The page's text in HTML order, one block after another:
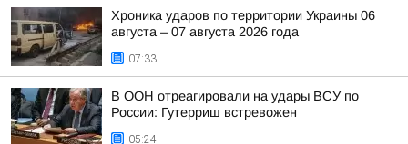
Хроника ударов по территории Украины 06
августа – 07 августа 2026 года
07:33
В ООН отреагировали на удары ВСУ по
России: Гутерриш встревожен
05:24